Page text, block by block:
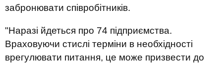
забронювати співробітників.
"Наразі йдеться про 74 підприємства.
Враховуючи стислі терміни в необхідності
врегулювати питання, це може призвести до